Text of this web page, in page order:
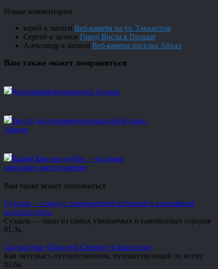
Новые комментарии
юрий к записи Веб-камера на ул. Танкистов
Сергей к записи Город Висла в Польше
Александр к записи Веб-камера посёлка Айхал
Вам также может понравиться
Достопримечательности Адлера
Топ-10 достопримечательностей Буэнос-
Айреса
Башня Кик-ин-де-Кёк — история,
описание, расположение
Вам также может понравиться
Суздаль — город с тысячелетней историей и атмосферой
русского уюта
Суздаль — один из самых узнаваемых и самобытных городов
01.3к.
Скульптура «Поцелуй Смерти» в Барселоне
Как энтузиаст-путешественник, путешествующий по всему
03.6к.